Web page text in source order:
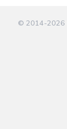
dans le
© 2014-2026